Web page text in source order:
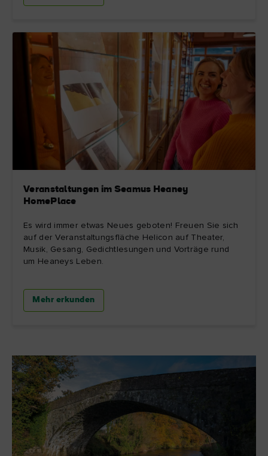
Veranstaltungen im Seamus Heaney
HomePlace
Es wird immer etwas Neues geboten! Freuen Sie sich
auf der Veranstaltungsfläche Helicon auf Theater,
Musik, Gesang, Gedichtlesungen und Vorträge rund
um Heaneys Leben.
Mehr erkunden